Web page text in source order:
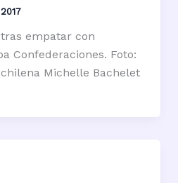
empatar con
Confederaciones. Foto:
Michelle Bachelet